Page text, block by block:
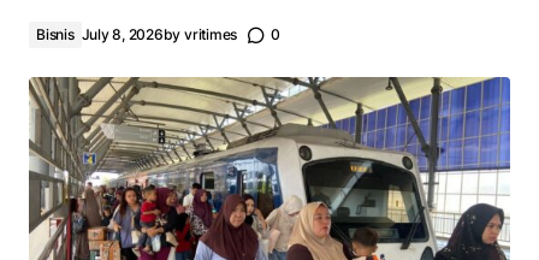
Bisnis July 8, 2026by vritimes 0